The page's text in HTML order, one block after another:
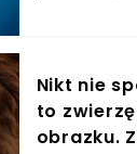
Nikt nie
to
obrazku.